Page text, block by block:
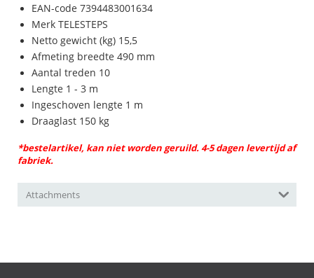
EAN-code 7394483001634
Merk TELESTEPS
Netto gewicht (kg) 15,5
Afmeting breedte 490 mm
Aantal treden 10
Lengte 1 - 3 m
Ingeschoven lengte 1 m
Draaglast 150 kg
*bestelartikel, kan niet worden geruild. 4-5 dagen levertijd af
fabriek.
Attachments